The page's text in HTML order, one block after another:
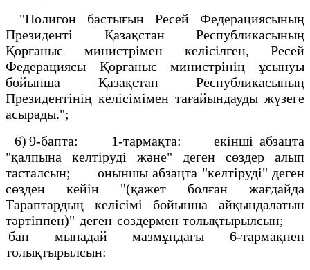
"Полигон бастығын Ресей Федерациясының
Президенті Қазақстан Республикасының
Қорғаныс министрімен келісілген, Ресей
Федерациясы Қорғаныс министрінің ұсынуы
бойынша Қазақстан Республикасының
Президентінің келісімімен тағайындауды жүзеге
асырады.";
6) 9-бапта: 1-тармақта: екінші абзацта
"қалпына келтіруді және" деген сөздер алып
тасталсын; оныншы абзацта "келтіруді" деген
сөзден кейін "(қажет болған жағдайда
Тараптардың келісімі бойынша айқындалатын
тәртіппен)" деген сөздермен толықтырылсын;
бап мынадай мазмұндағы 6-тармақпен
толықтырылсын: